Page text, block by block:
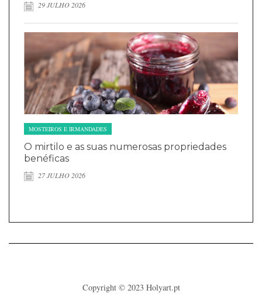
29 JULHO 2026
MOSTEIROS E IRMANDADES
O mirtilo e as suas numerosas propriedades
benéficas
27 JULHO 2026
Copyright © 2023 Holyart.pt